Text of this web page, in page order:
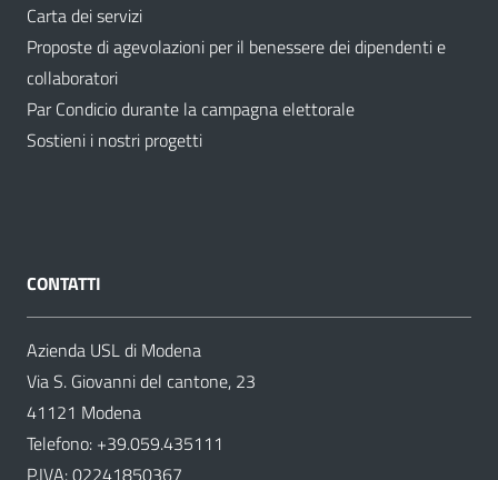
Carta dei servizi
Proposte di agevolazioni per il benessere dei dipendenti e
collaboratori
Par Condicio durante la campagna elettorale
Sostieni i nostri progetti
CONTATTI
Azienda USL di Modena
Via S. Giovanni del cantone, 23
41121 Modena
Telefono: +39.059.435111
P.IVA: 02241850367